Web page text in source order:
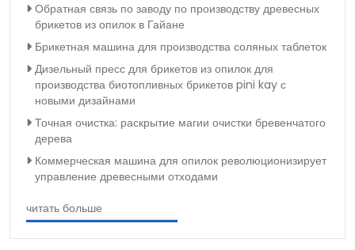
Обратная связь по заводу по производству древесных
брикетов из опилок в Гайане
Брикетная машина для производства соляных таблеток
Дизельный пресс для брикетов из опилок для
производства биотопливных брикетов pini kay с
новыми дизайнами
Точная очистка: раскрытие магии очистки бревенчатого
дерева
Коммерческая машина для опилок революционизирует
управление древесными отходами
читать больше